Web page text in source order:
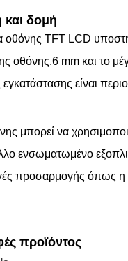
και δομή
TFT LCD
οθόνης.6 mm και το
είναι
μπορεί να
ενσωματωμένο
προσαρμογής όπως η
προϊόντος